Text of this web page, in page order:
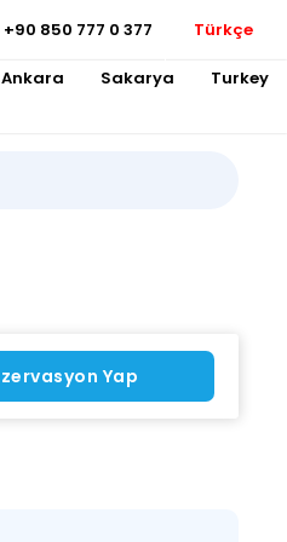
+90 850 777 0 377 Türkçe
Ankara Sakarya Turkey
Yap